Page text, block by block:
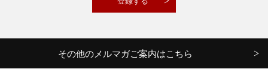
その他のメルマガご案内はこちら